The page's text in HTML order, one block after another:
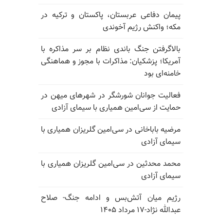
پیمان دفاعی عربستان، پاکستان و ترکیه در
مکه؛ واکنش رژیم آخوندی
بالا‌گرفتن جنگ باندی نظام بر سر مذاکره با
آمریکا؛ پزشکیان: مذاکرات با مجوز و هماهنگی
خامنه‌ای بود
فعالیت جوانان شورشگر در شهرهای میهن در
حمایت از سی‌امین همیاری با سیمای آزادی
مرضیه باباخانی در سی‌امین گلریزان همیاری با
سیمای آزادی
محمد محدثین در سی‌امین گلریزان همیاری با
سیمای آزادی
رژیم میان آتش‌بس و ادامه جنگ- صلاح
عبدالله نژاد-۱۷ مرداد ۱۴۰۵